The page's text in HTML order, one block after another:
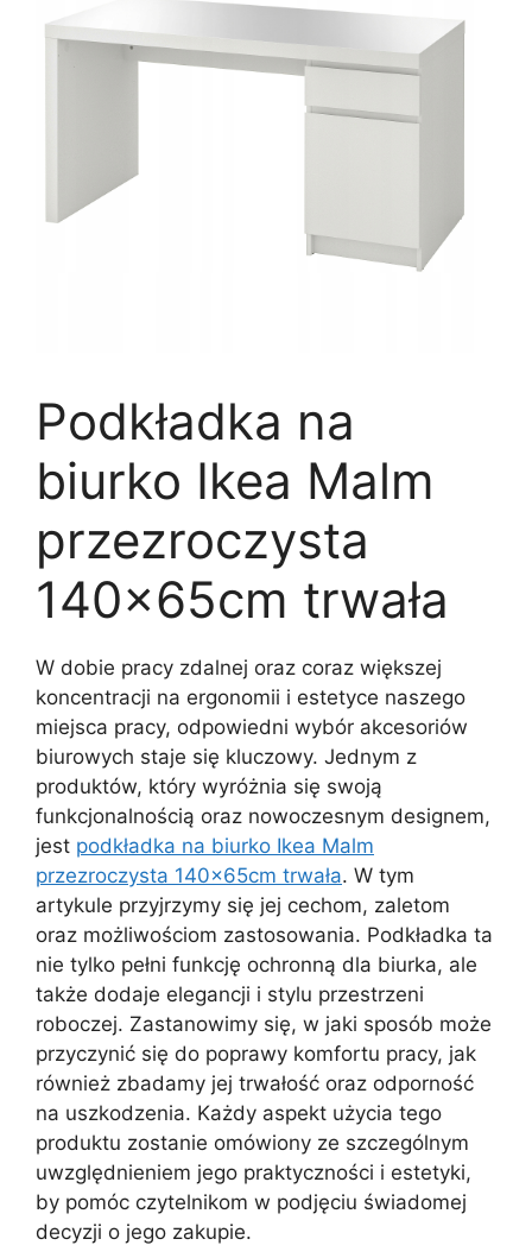
Podkładka na
biurko Ikea Malm
przezroczysta
140x65cm trwała
W dobie pracy zdalnej oraz coraz większej
koncentracji na ergonomii i estetyce naszego
miejsca pracy, odpowiedni wybór akcesoriów
biurowych staje się kluczowy. Jednym z
produktów, który wyróżnia się swoją
funkcjonalnością oraz nowoczesnym designem,
jest podkładka na biurko Ikea Malm
przezroczysta 140x65cm trwała. W tym
artykule przyjrzymy się jej cechom, zaletom
oraz możliwościom zastosowania. Podkładka ta
nie tylko pełni funkcję ochronną dla biurka, ale
także dodaje elegancji i stylu przestrzeni
roboczej. Zastanowimy się, w jaki sposób może
przyczynić się do poprawy komfortu pracy, jak
również zbadamy jej trwałość oraz odporność
na uszkodzenia. Każdy aspekt użycia tego
produktu zostanie omówiony ze szczególnym
uwzględnieniem jego praktyczności i estetyki,
by pomóc czytelnikom w podjęciu świadomej
decyzji o jego zakupie.